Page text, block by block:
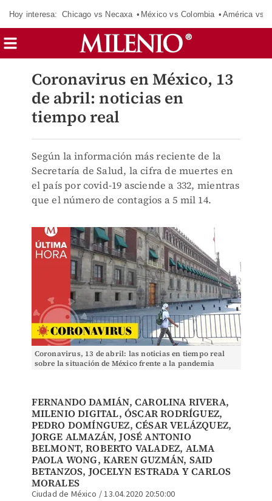
Hoy interesa: Chicago vs Necaxa México vs Colombia América vs
Coronavirus en México, 13
de abril: noticias en
tiempo real
Según la información más reciente de la
Secretaría de Salud, la cifra de muertes en
el país por covid-19 asciende a 332, mientras
que el número de contagios a 5 mil 14.
Coronavirus, 13 de abril: las noticias en tiempo real
sobre la situación de México frente a la pandemia
FERNANDO DAMIÁN, CAROLINA RIVERA,
MILENIO DIGITAL, ÓSCAR RODRÍGUEZ,
PEDRO DOMÍNGUEZ, CÉSAR VELÁZQUEZ,
JORGE ALMAZÁN, JOSÉ ANTONIO
BELMONT, ROBERTO VALADEZ, ALMA
PAOLA WONG, KAREN GUZMÁN, SAID
BETANZOS, JOCELYN ESTRADA YCARLOS
MORALES
Ciudad de México /13.04.2020 20:50:00